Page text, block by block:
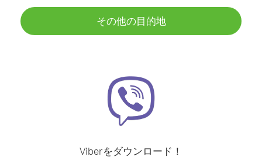
その他の目的地
Viberをダウンロード！